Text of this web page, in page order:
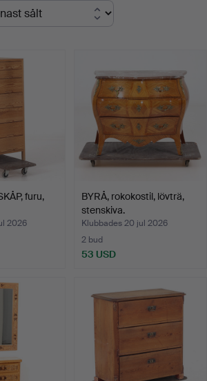
furu,
2026
BYRÅ, rokokostil, lövträ,
stenskiva.
Klubbades 20 jul 2026
2 bud
53 USD